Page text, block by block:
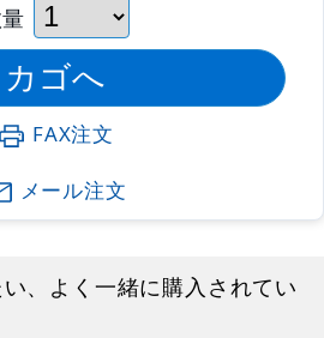
FAX注文
メール注文
、よく一緒に購入されてい